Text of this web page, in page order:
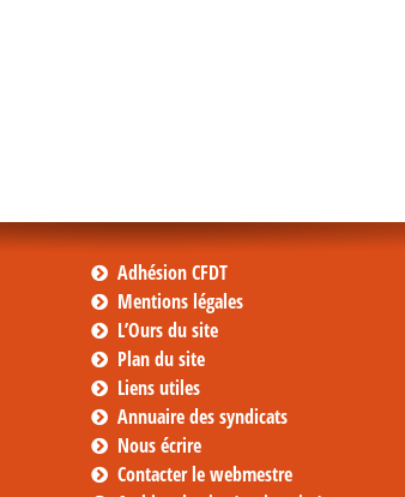
Adhésion CFDT
Mentions légales
L’Ours du site
Plan du site
Liens utiles
Annuaire des syndicats
Nous écrire
Contacter le webmestre